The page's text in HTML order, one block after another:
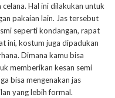
Hal ini dilakukan untuk
pakaian lain. Jas tersebut
seperti kondangan, rapat
ini, kostum juga dipadukan
Dimana kamu bisa
memberikan kesan semi
bisa mengenakan jas
yang lebih formal.